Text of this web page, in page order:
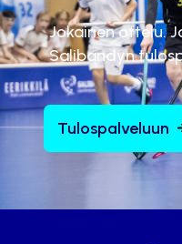
Jokainen ottelu.
Salibandyn
Tulospalveluun